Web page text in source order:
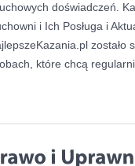
doświadczeń.
i Ich Posługa i
zostało
które chcą